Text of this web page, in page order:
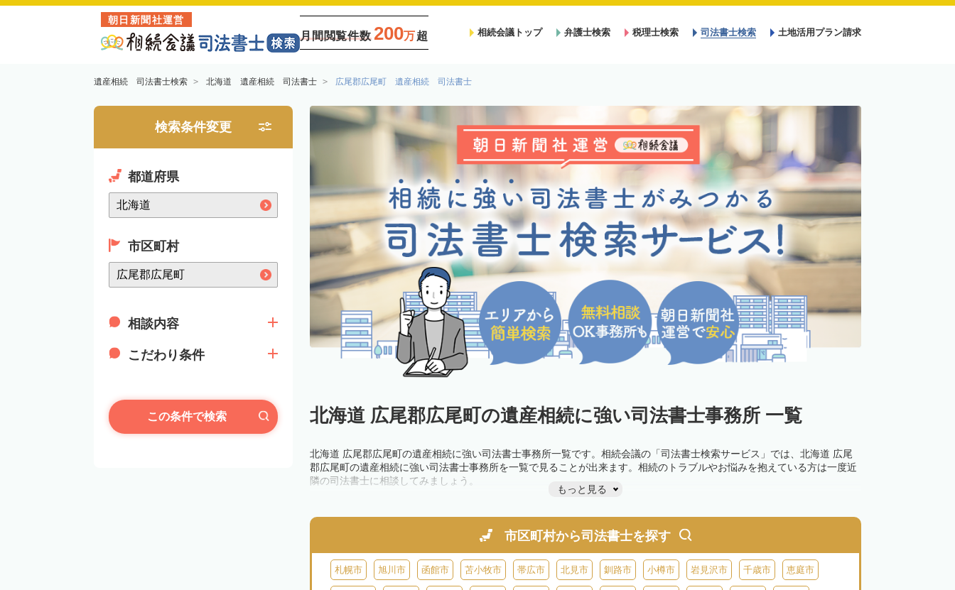
朝日新聞社運営
月間閲覧件数 200万超 相続会議トップ 弁護士検索 税理士検索 司法書士検索 土地活用プラン請求
遺産相続 司法書士検索 北海道 遺産相続 司法書士 広尾郡広尾町 遺産相続 司法書士
検索条件変更
都道府県
市区町村
相談内容
こだわり条件
この条件で検索 北海道 広尾郡広尾町の遺産相続に強い司法書士事務所 一覧
北海道 広尾郡広尾町の遺産相続に強い司法書士事務所一覧です。相続会議の「司法書士検索サービス」では、北海道 広尾
郡広尾町の遺産相続に強い司法書士事務所を一覧で見ることが出来ます。相続のトラブルやお悩みを抱えている方は一度近
隣の司法書士に相談してみましょう。
もっと見る
市区町村から司法書士を探す
札幌市 旭川市 函館市 苫小牧市 帯広市 北見市 釧路市 小樽市 岩見沢市 千歳市 恵庭市